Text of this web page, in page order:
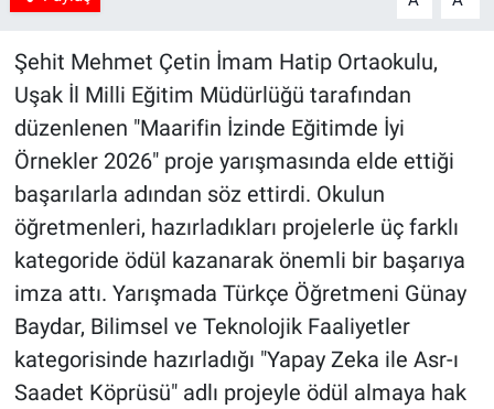
Şehit Mehmet Çetin İmam Hatip Ortaokulu,
Uşak İl Milli Eğitim Müdürlüğü tarafından
düzenlenen "Maarifin İzinde Eğitimde İyi
Örnekler 2026" proje yarışmasında elde ettiği
başarılarla adından söz ettirdi. Okulun
öğretmenleri, hazırladıkları projelerle üç farklı
kategoride ödül kazanarak önemli bir başarıya
imza attı. Yarışmada Türkçe Öğretmeni Günay
Baydar, Bilimsel ve Teknolojik Faaliyetler
kategorisinde hazırladığı "Yapay Zeka ile Asr-ı
Saadet Köprüsü" adlı projeyle ödül almaya hak